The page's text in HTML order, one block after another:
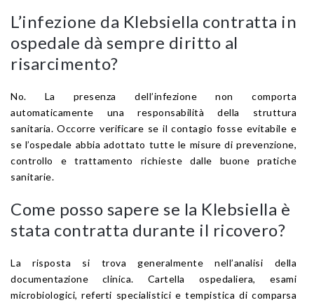
L’infezione da Klebsiella contratta in
ospedale dà sempre diritto al
risarcimento?
No. La presenza dell’infezione non comporta
automaticamente una responsabilità della struttura
sanitaria. Occorre verificare se il contagio fosse evitabile e
se l’ospedale abbia adottato tutte le misure di prevenzione,
controllo e trattamento richieste dalle buone pratiche
sanitarie.
Come posso sapere se la Klebsiella è
stata contratta durante il ricovero?
La risposta si trova generalmente nell’analisi della
documentazione clinica. Cartella ospedaliera, esami
microbiologici, referti specialistici e tempistica di comparsa